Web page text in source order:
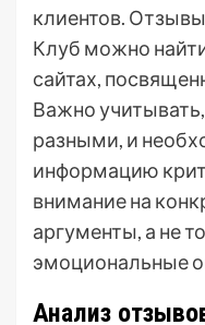
клиентов.
Клуб можно
сайтах,
Важно
разными, и
информацию
внимание на
аргументы, а не
эмоциональные
Анализ